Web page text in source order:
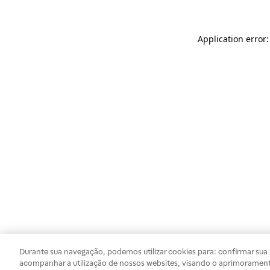
Application
Durante sua navegação, podemos utilizar cookies para: confirmar
acompanhar a utilização de nossos websites, visando o